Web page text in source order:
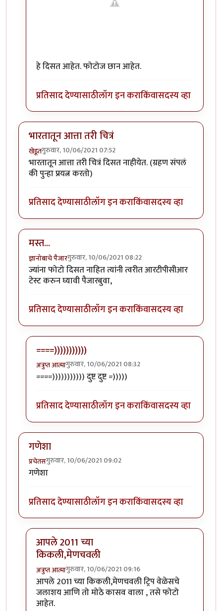
हे दिसत आहेत. फोटोज छान आहेत.
प्रतिसाद देण्यासाठीलॉग इन कराकिंवासदस्य व्हा
भारतातून आत्ता तरी चित्रं
खेडूतगुरुवार, 10/06/2021 07:52
भारतातून आत्ता तरी चित्रं दिसत नाहीयेत. (ग्रहण संपलं
की पुन्हा प्रयत्न करतो)
प्रतिसाद देण्यासाठीलॉग इन कराकिंवासदस्य व्हा
मस्त...
ज्ञानोबाचे पैजारगुरुवार, 10/06/2021 08:22
ज्यांना फोटो दिसत नाहित त्यांनी त्वरीत आरटीपीसीआर
टेस्ट करुन घ्यावी पैजारबुवा,
प्रतिसाद देण्यासाठीलॉग इन कराकिंवासदस्य व्हा
====)))))))))))
अत्रुप्त आत्मागुरुवार, 10/06/2021 08:32
In reply toमस्त...byज्ञानोबाचे पैजार
====))))))))))) दुष्ट दुष्ट =)))))
प्रतिसाद देण्यासाठीलॉग इन कराकिंवासदस्य व्हा
गणेशा
प्रचेतसगुरुवार, 10/06/2021 09:02
गणेशा
प्रतिसाद देण्यासाठीलॉग इन कराकिंवासदस्य व्हा
आपले 2011 च्या
किकली,मेणचवली
अत्रुप्त आत्मागुरुवार, 10/06/2021 09:16
In reply toगणेशाbyप्रचेतस
आपले 2011 च्या किकली,मेणचवली ट्रिप वेळेसचे
जलाशय आणि तो मोठे कासव वाला , तसे फोटो
आहेत.